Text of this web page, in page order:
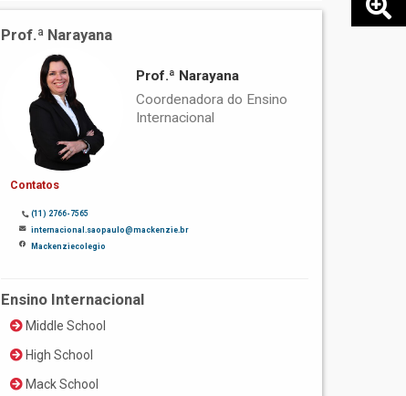
Prof.ª Narayana
Prof.ª Narayana
Coordenadora do Ensino
Internacional
Contatos
(11) 2766-7565
internacional.saopaulo@mackenzie.br
Mackenziecolegio
Ensino Internacional
Middle School
High School
Mack School